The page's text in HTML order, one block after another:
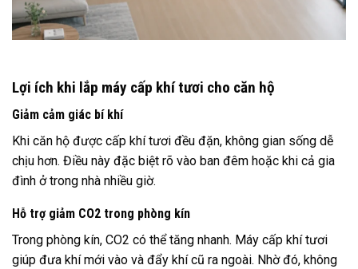
Lợi ích khi lắp máy cấp khí tươi cho căn hộ
Giảm cảm giác bí khí
Khi căn hộ được cấp khí tươi đều đặn, không gian sống dễ
chịu hơn. Điều này đặc biệt rõ vào ban đêm hoặc khi cả gia
đình ở trong nhà nhiều giờ.
Hỗ trợ giảm CO2 trong phòng kín
Trong phòng kín, CO2 có thể tăng nhanh. Máy cấp khí tươi
giúp đưa khí mới vào và đẩy khí cũ ra ngoài. Nhờ đó, không